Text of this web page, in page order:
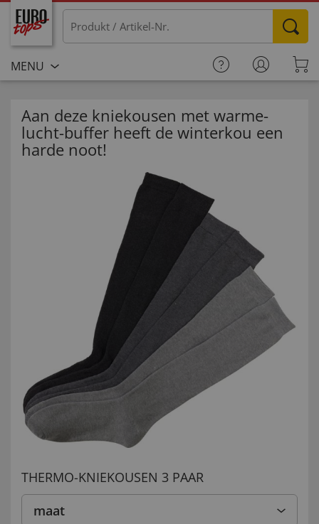
MENU
Aan deze kniekousen met warme-
lucht-buffer heeft de winterkou een
harde noot!
THERMO-KNIEKOUSEN 3 PAAR
maat